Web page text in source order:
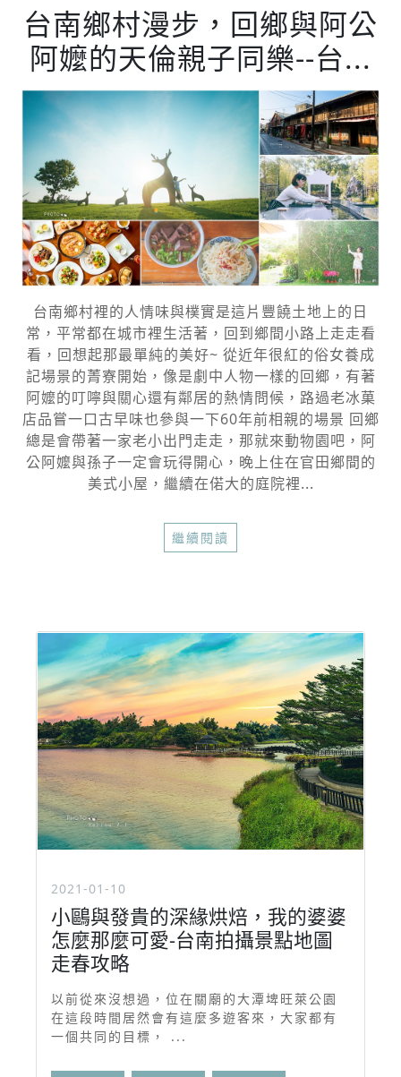
台南鄉村漫步，回鄉與阿公
阿嬤的天倫親子同樂--台...
台南鄉村裡的人情味與樸實是這片豐饒土地上的日
常，平常都在城市裡生活著，回到鄉間小路上走走看
看，回想起那最單純的美好~ 從近年很紅的俗女養成
記場景的菁寮開始，像是劇中人物一樣的回鄉，有著
阿嬤的叮嚀與關心還有鄰居的熱情問候，路過老冰菓
店品嘗一口古早味也參與一下60年前相親的場景 回鄉
總是會帶著一家老小出門走走，那就來動物園吧，阿
公阿嬤與孫子一定會玩得開心，晚上住在官田鄉間的
美式小屋，繼續在偌大的庭院裡...
繼續閱讀
2021-01-10
小鷗與發貴的深緣烘焙，我的婆婆
怎麼那麼可愛-台南拍攝景點地圖
走春攻略
以前從來沒想過，位在關廟的大潭埤旺萊公園
在這段時間居然會有這麼多遊客來，大家都有
一個共同的目標， ...